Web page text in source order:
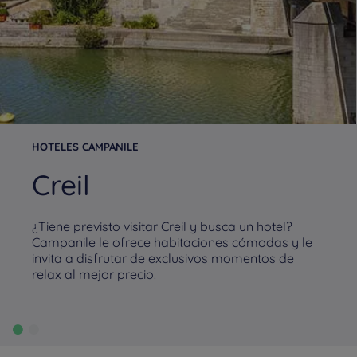
HOTELES CAMPANILE
Creil
¿Tiene previsto visitar Creil y busca un hotel?
Campanile le ofrece habitaciones cómodas y le
invita a disfrutar de exclusivos momentos de
relax al mejor precio.